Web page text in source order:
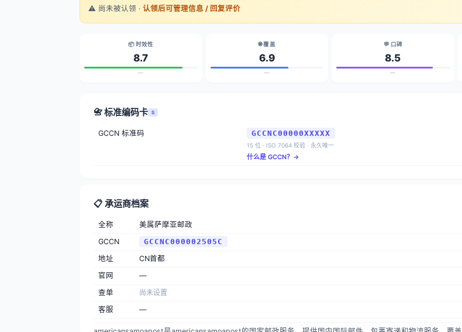
⚠️ 尚未被认领 · 认领后可管理信息 / 回复评价
📦 时效性
8.7
—
🌐 覆盖
6.9
—
💬 口碑
8.5
—
📇 标准编码卡 S
GCCN 标准码 GCCNC00000XXXXX
15 位 · ISO 7064 校验 · 永久唯一
什么是 GCCN？→
📋 承运商档案
全称
美属萨摩亚邮政
GCCN
GCCNC000002505C
地址
CN首都
官网
—
查单
尚未设置
客服
—